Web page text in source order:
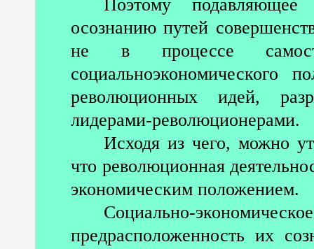
Поэтому
осознанию путей
не в процессе
социальноэкономического
революционных идей,
лидерами-революционерами.
Исходя из чего, можно
что революционная
экономическим положением.
Социально-
предрасположенность их